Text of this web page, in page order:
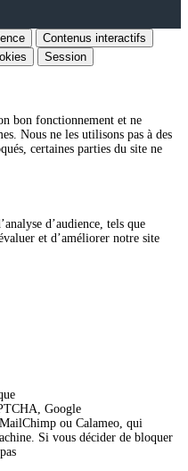
Contenus interactifs
Session
bon fonctionnement et ne
Nous ne les utilisons pas à des
certaines parties du site ne
d’audience, tels que
et d’améliorer notre site
Google
ou Calameo, qui
Si vous décider de bloquer